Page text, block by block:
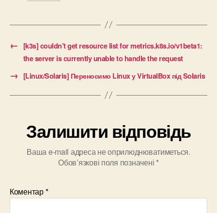
←
[k3s] couldn’t get resource list for metrics.k8s.io/v1beta1:
the server is currently unable to handle the request
→ [Linux/Solaris] Переносимо Linux у VirtualBox під Solaris
Залишити відповідь
Ваша e-mail адреса не оприлюднюватиметься.
Обов’язкові поля позначені *
Коментар*